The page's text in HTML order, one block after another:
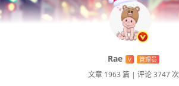
您未登录，请登录或注册后查看
和行动, 将铺就通往更好的自己的道路
Rae V 管理员
文章 1963 篇 | 评论 3747 次